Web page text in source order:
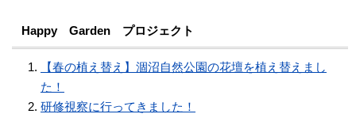
Happy Garden プロジェクト
【春の植え替え】涸沼自然公園の花壇を植え替えまし
た！
研修視察に行ってきました！